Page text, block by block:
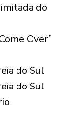
do
Over”
do Sul
do Sul